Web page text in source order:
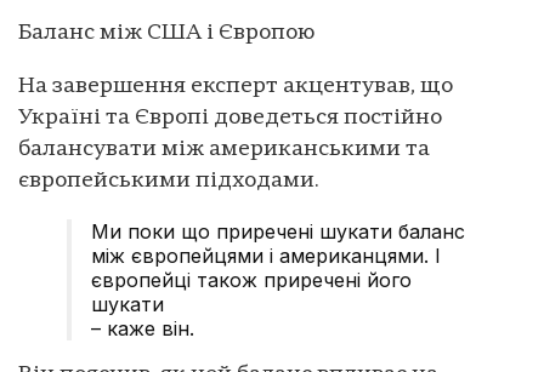
Баланс між США і Європою
На завершення експерт акцентував, що
Україні та Європі доведеться постійно
балансувати між американськими та
європейськими підходами.
Ми поки що приречені шукати баланс
між європейцями і американцями. І
європейці також приречені його
шукати
– каже він.